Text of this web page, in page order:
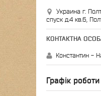
Украина г.
спуск д.4 кв.6,
Константин -
Графік роботи